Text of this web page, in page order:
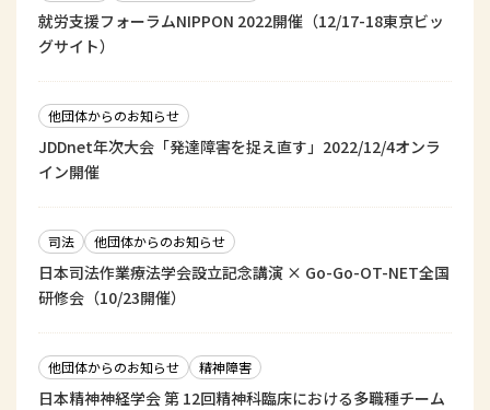
就労支援フォーラムNIPPON 2022開催（12/17-18東京ビッ
グサイト）
他団体からのお知らせ
JDDnet年次大会「発達障害を捉え直す」2022/12/4オンラ
イン開催
司法 他団体からのお知らせ
日本司法作業療法学会設立記念講演 × Go-Go-OT-NET全国
研修会（10/23開催）
他団体からのお知らせ 精神障害
日本精神神経学会 第 12回精神科臨床における多職種チーム